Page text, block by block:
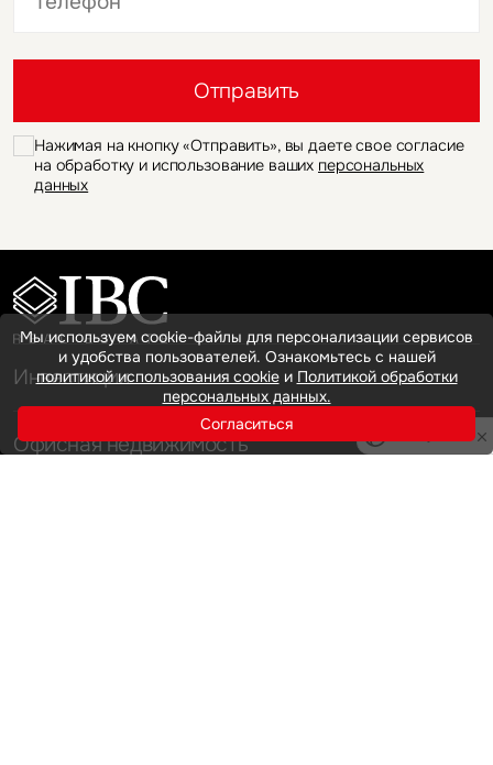
Отправить
Нажимая на кнопку «Отправить», вы даете свое согласие
на обработку и использование ваших персональных
данных
Инвестиции
Офисная недвижимость
Мы используем cookie-файлы для персонализации сервисов
и удобства пользователей. Ознакомьтесь с нашей
политикой использования cookieи Политикой обработки
персональных данных.
Согласиться